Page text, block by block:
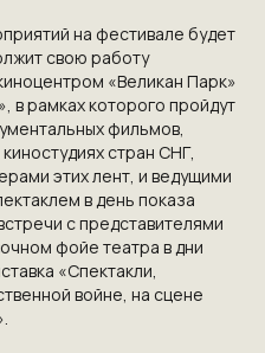
на фестивале будет
свою работу
«Великан Парк»
в рамках которого пройдут
фильмов,
стран СНГ,
этих лент, и ведущими
в день показа
с представителями
фойе театра в дни
«Спектакли,
войне, на сцене